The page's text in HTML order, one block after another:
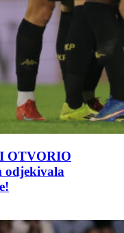
OTVORIO
odjekivala